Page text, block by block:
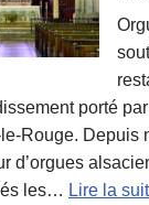
porté
Rouge. Depuis
d’orgues
les… Lire la